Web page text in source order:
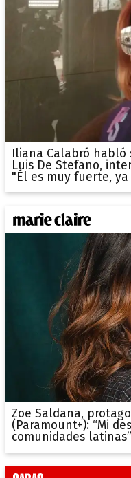
Iliana Calabró habló
Luis De Stefano,
"Él es muy fuerte,
Zoe Saldana,
(Paramount+): “Mi
comunidades latinas”